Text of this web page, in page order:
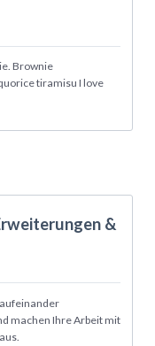
Brownie
tiramisu I love
&
machen Ihre Arbeit mit